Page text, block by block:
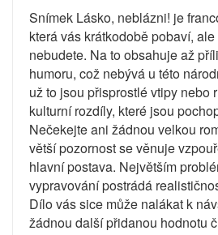
Snímek Lásko, neblázni! je
která vás krátkodobě pobaví,
nebudete. Na to obsahuje až
humoru, což nebývá u této
už to jsou přisprostlé vtipy nebo
kulturní rozdíly, které jsou
Nečekejte ani žádnou velkou
větší pozornost se věnuje
hlavní postava. Největším
vypravování postrádá
Dílo vás sice může nalákat k
žádnou další přidanou hodnotu